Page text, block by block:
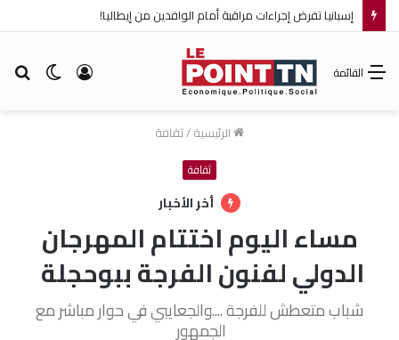
إسبانيا تفرض إجراءات مراقبة أمام الوافدين من إيطاليا!
الوضع تسجيل
القائمة
الرئيسية/ثقافة
ثقافة
أخر الأخبار
مساء اليوم اختتام المهرجان
الدولي لفنون الفرجة ببوحجلة
شباب متعطش للفرجة ....والجعايبي في حوار مباشر مع
الجمهور